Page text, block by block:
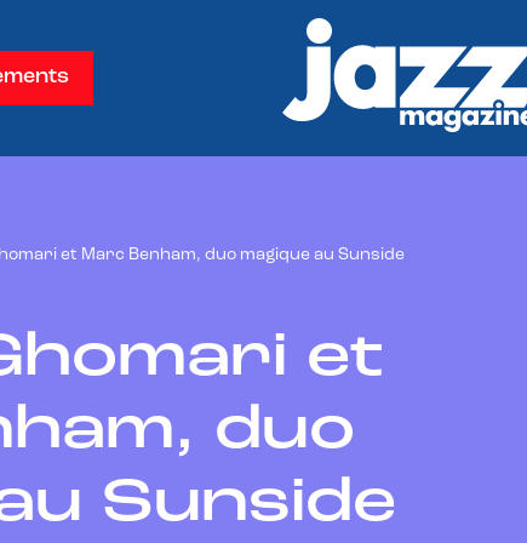
et Marc Benham, duo magique au Sunside
et
duo
Sunside